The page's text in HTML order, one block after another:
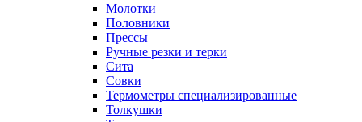
Молотки
Половники
Прессы
Ручные резки и терки
Сита
Совки
Термометры специализированные
Толкушки